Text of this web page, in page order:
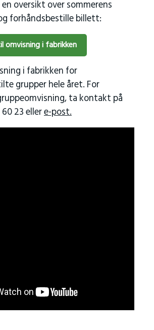
oversikt over sommerens
forhåndsbestille billett:
omvisning i fabrikken
i fabrikken for
grupper hele året. For
ta kontakt på
23 ellere-post.